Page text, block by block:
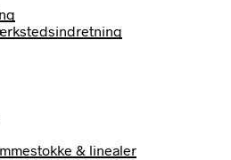
& linealer